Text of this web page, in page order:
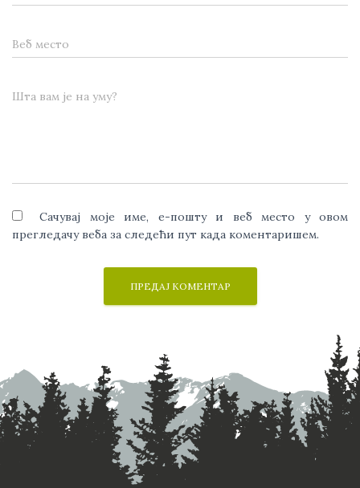
Веб место
Шта вам је на уму?
Сачувај моје име, е-пошту и веб место у овом
прегледачу веба за следећи пут када коментаришем.